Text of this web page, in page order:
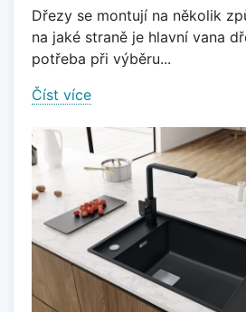
Dřezy se montují na několik
na jaké straně je hlavní vana
potřeba při výběru...
Číst více